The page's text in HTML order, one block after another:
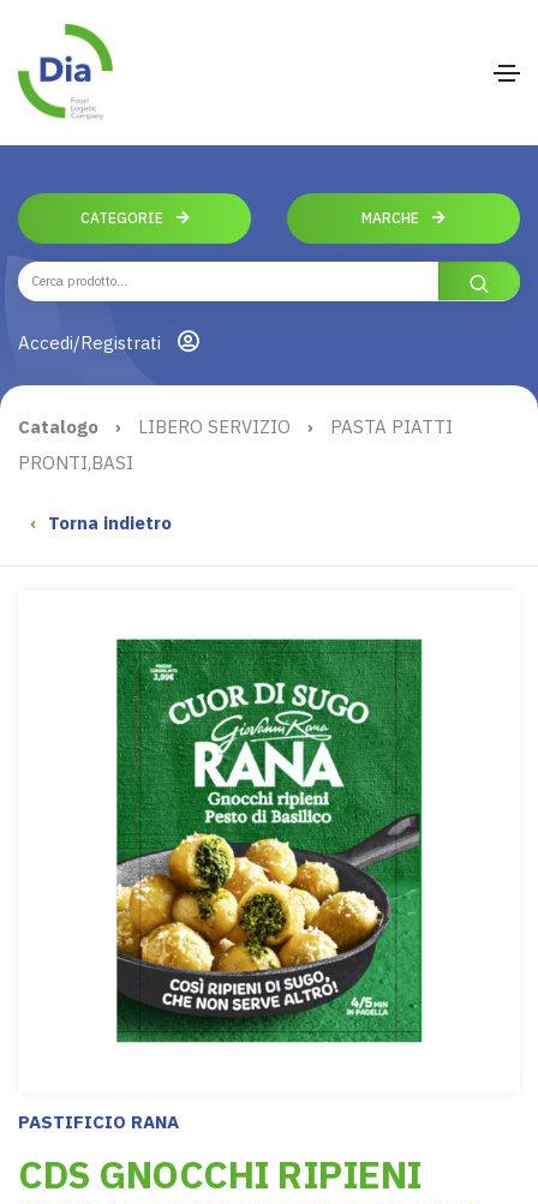
CATEGORIE MARCHE
Accedi/Registrati
Catalogo › LIBERO SERVIZIO ›
PASTA PIATTI
PRONTI,BASI
‹ Torna indietro
PASTIFICIO RANA
CDS GNOCCHI RIPIENI